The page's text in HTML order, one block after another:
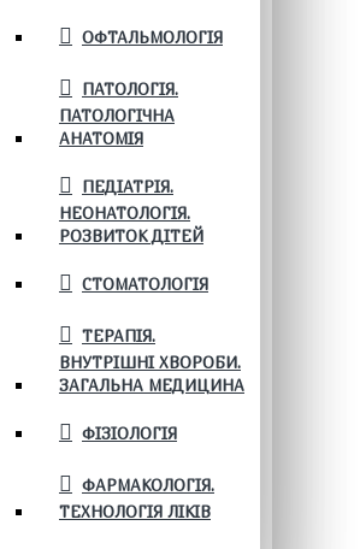
ОФТАЛЬМОЛОГІЯ
ПАТОЛОГІЯ.
ПАТОЛОГІЧНА
АНАТОМІЯ
ПЕДІАТРІЯ.
НЕОНАТОЛОГІЯ.
РОЗВИТОК ДІТЕЙ
СТОМАТОЛОГІЯ
ТЕРАПІЯ.
ВНУТРІШНІ ХВОРОБИ.
ЗАГАЛЬНА МЕДИЦИНА
ФІЗІОЛОГІЯ
ФАРМАКОЛОГІЯ.
ТЕХНОЛОГІЯ ЛІКІВ